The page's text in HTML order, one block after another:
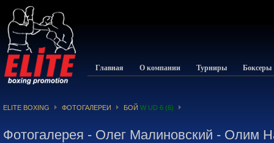
Главная О компании Турниры Боксеры
ELITE BOXING ФОТОГАЛЕРЕИ БОЙ W UD 6 (6)
Фотогалерея - Олег Малиновский - Олим